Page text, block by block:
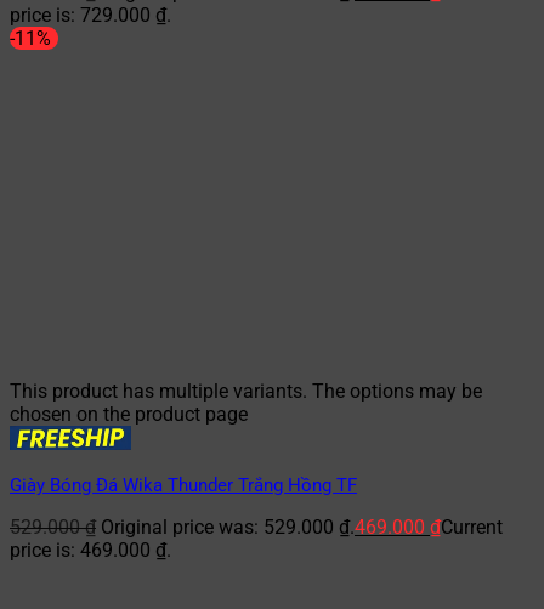
price is: 729.000 ₫.
-11%
This product has multiple variants. The options may be
chosen on the product page
Giày Bóng Đá Wika Thunder Trắng Hồng TF
529.000₫ Original price was: 529.000 ₫.469.000 ₫Current
price is: 469.000 ₫.